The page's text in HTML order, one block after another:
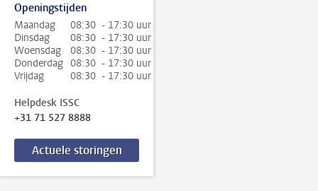
Openingstijden
Maandag
08:30 - 17:30 uur
Dinsdag
08:30 - 17:30 uur
Woensdag
08:30 - 17:30 uur
Donderdag 08:30 - 17:30 uur
Vrijdag
08:30 - 17:30 uur
Helpdesk ISSC
+31 71 527 8888
Actuele storingen